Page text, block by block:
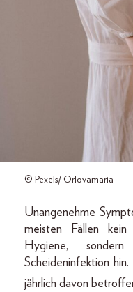
© Pexels/ Orlovamaria
Unangenehme
meisten Fällen kein
Hygiene,
Scheideninfektion
jährlich davon